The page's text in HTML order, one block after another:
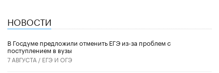
НОВОСТИ
В Госдуме предложили отменить ЕГЭ из-за проблем с
поступлением в вузы
7 АВГУСТА / ЕГЭ И ОГЭ